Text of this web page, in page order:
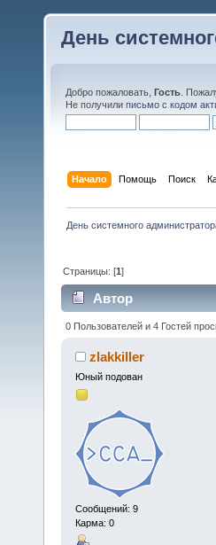
День
Добро пожаловать, Гость .
Не получили письмо с кодом
Начало Помощь Поиск
День системного
Страницы: [1]
Автор
0 Пользователей и 4 Гостей
zlakkiller
Юный подован
Сообщений: 9
Карма: 0